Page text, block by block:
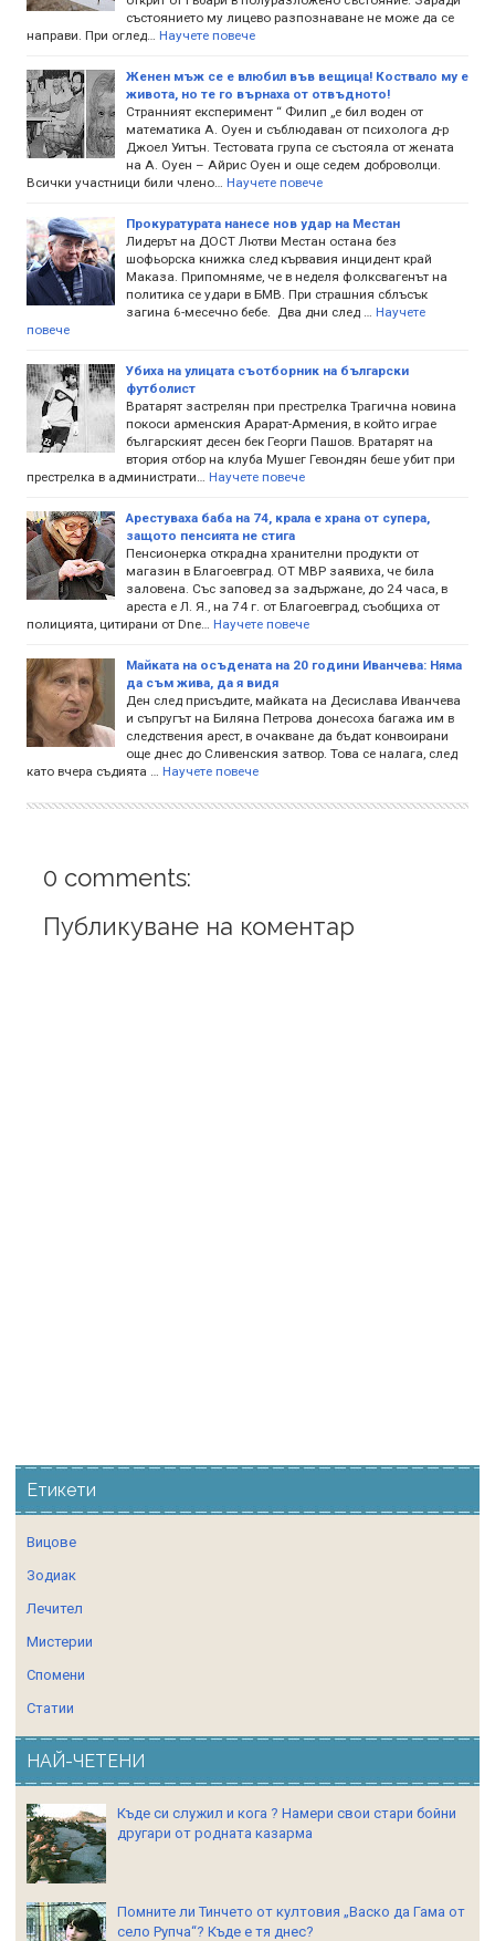
състоянието му лицево разпознаване не може да се
направи. При оглед…
Научете повече
Женен мъж се е влюбил във вещица! Коствало му е
живота, но те го върнаха от отвъдното!
Странният експеримент “ Филип „е бил воден от
математика А. Оуен и съблюдаван от психолога д-р
Джоел Уитън. Тестовата група се състояла от жената
на А. Оуен – Айрис Оуен и още седем доброволци.
Всички участници били члено…
Научете повече
Прокуратурата нанесе нов удар на Местан
Лидерът на ДОСТ Лютви Местан остана без
шофьорска книжка след кървавия инцидент край
Маказа. Припомняме, че в неделя фолксвагенът на
политика се удари в БМВ. При страшния сблъсък
загина 6-месечно бебе. Два дни след …
Научете
повече
Убиха на улицата съотборник на български
футболист
Вратарят застрелян при престрелка Трагична новина
покоси арменския Арарат-Армения, в който играе
българският десен бек Георги Пашов. Вратарят на
втория отбор на клуба Мушег Гевондян беше убит при
престрелка в администрати…
Научете повече
Арестуваха баба на 74, крала е храна от супера,
защото пенсията не стига
Пенсионерка открадна хранителни продукти от
магазин в Благоевград. ОТ МВР заявиха, че била
заловена. Със заповед за задържане, до 24 часа, в
ареста е Л. Я., на 74 г. от Благоевград, съобщиха от
полицията, цитирани от Dne…
Научете повече
Майката на осъдената на 20 години Иванчева: Няма
да съм жива, да я видя
Ден след присъдите, майката на Десислава Иванчева
и съпругът на Биляна Петрова донесоха багажа им в
следствения арест, в очакване да бъдат конвоирани
още днес до Сливенския затвор. Това се налага, след
като вчера съдията …
Научете повече
0 comments:
Публикуване на коментар
Етикети
Вицове
Зодиак
Лечител
Мистерии
Спомени
Статии
НАЙ-ЧЕТЕНИ
Къде си служил и кога ? Намери свои стари бойни
другари от родната казарма
Помните ли Тинчето от култовия „Васко да Гама от
село Рупча“? Къде е тя днес?